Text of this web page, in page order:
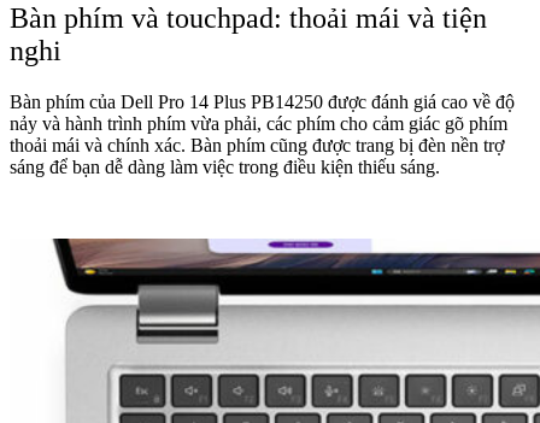
Bàn phím và touchpad: thoải mái và tiện
nghi
Bàn phím của Dell Pro 14 Plus PB14250 được đánh giá cao về độ
nảy và hành trình phím vừa phải, các phím cho cảm giác gõ phím
thoải mái và chính xác. Bàn phím cũng được trang bị đèn nền trợ
sáng để bạn dễ dàng làm việc trong điều kiện thiếu sáng.